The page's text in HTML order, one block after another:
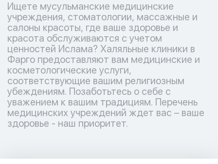
Ищете мусульманские медицинские
учреждения, стоматологии, массажные и
салоны красоты, где ваше здоровье и
красота обслуживаются с учетом
ценностей Ислама? Халяльные клиники в
Фарго предоставляют вам медицинские и
косметологические услуги,
соответствующие вашим религиозным
убеждениям. Позаботьтесь о себе с
уважением к вашим традициям. Перечень
медицинских учреждений ждет вас – ваше
здоровье - наш приоритет.